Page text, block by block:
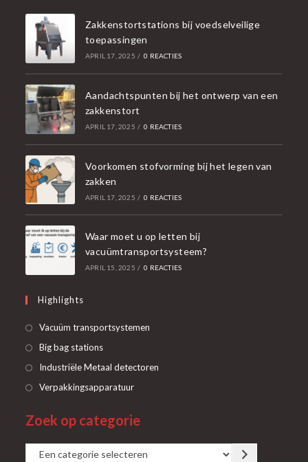
Zakkenstortstations bij voedselveilige
toepassingen
APRIL 17, 2025 / 0 REACTIES
Aandachtspunten bij het ontwerp van een
zakkenstort
APRIL 17, 2025 / 0 REACTIES
Voorkomen stofvorming bij het legen van
zakken
APRIL 17, 2025 / 0 REACTIES
Waar moet u op letten bij
vacuümtransportsysteem?
APRIL 15, 2025 / 0 REACTIES
Highlights
Vacuüm transportsystemen
Big bag stationsOpent
in
Industriële Metaal detectoren
VerpakkingsapparatuurOpent
een
tab
Zoek op categorie
Een